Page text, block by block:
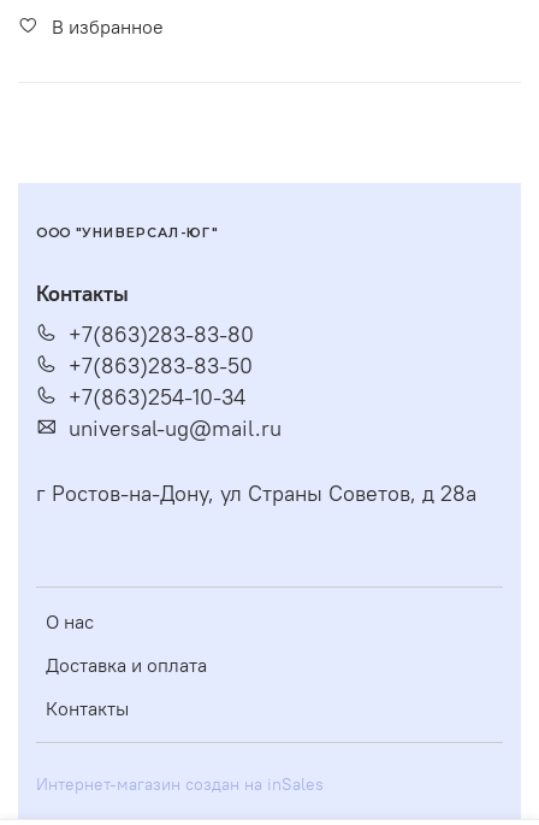
В избранное
ООО "УНИВЕРСАЛ-ЮГ"
О нас
Доставка и оплата
Контакты
Контакты
+7(863)283-83-80
+7(863)283-83-50
+7(863)254-10-34
universal-ug@mail.ru
г Ростов-на-Дону, ул Страны Советов, д 28а
Интернет-магазин создан на inSales